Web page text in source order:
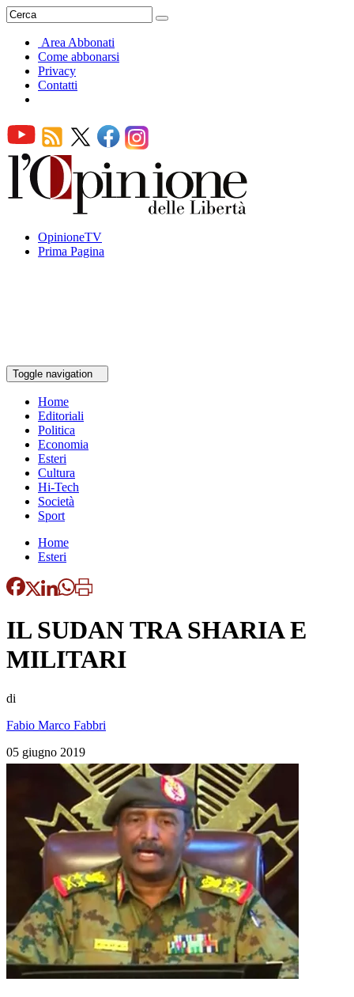
Area Abbonati
Come abbonarsi
Privacy
Contatti
OpinioneTV
Prima Pagina
Toggle navigation
Home
Editoriali
Politica
Economia
Esteri
Cultura
Hi-Tech
Società
Sport
Home
Esteri
IL SUDAN TRA SHARIA E
MILITARI
di
Fabio Marco Fabbri
05 giugno 2019